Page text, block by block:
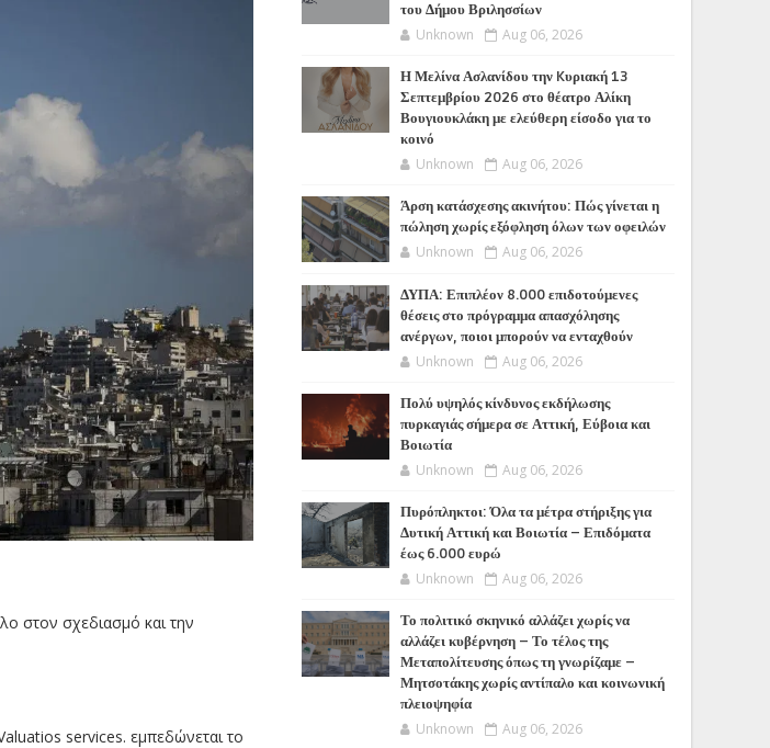
στον σχεδιασμό και την
services. εμπεδώνεται το
του Δήμου Βριλησσίων
Unknown Aug 06, 2026
Η Μελίνα Ασλανίδου την Kυριακή 13
Σεπτεμβρίου 2026 στο θέατρο Αλίκη
Βουγιουκλάκη με ελεύθερη είσοδο για το
κοινό
Unknown Aug 06, 2026
Άρση κατάσχεσης ακινήτου: Πώς γίνεται η
πώληση χωρίς εξόφληση όλων των οφειλών
Unknown Aug 06, 2026
ΔΥΠΑ: Επιπλέον 8.000 επιδοτούμενες
θέσεις στο πρόγραμμα απασχόλησης
ανέργων, ποιοι μπορούν να ενταχθούν
Unknown Aug 06, 2026
Πολύ υψηλός κίνδυνος εκδήλωσης
πυρκαγιάς σήμερα σε Αττική, Εύβοια και
Βοιωτία
Unknown Aug 06, 2026
Πυρόπληκτοι: Όλα τα μέτρα στήριξης για
Δυτική Αττική και Βοιωτία – Επιδόματα
έως 6.000 ευρώ
Unknown Aug 06, 2026
Το πολιτικό σκηνικό αλλάζει χωρίς να
αλλάζει κυβέρνηση – Το τέλος της
Μεταπολίτευσης όπως τη γνωρίζαμε –
Μητσοτάκης χωρίς αντίπαλο και κοινωνική
πλειοψηφία
Unknown Aug 06, 2026